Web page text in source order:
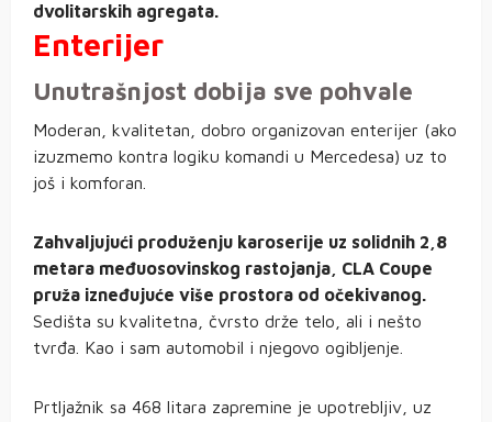
dvolitarskih agregata.
Enterijer
Unutrašnjost dobija sve pohvale
Moderan, kvalitetan, dobro organizovan enterijer (ako
izuzmemo kontra logiku komandi u Mercedesa) uz to
još i komforan.
Zahvaljujući produženju karoserije uz solidnih 2,8
metara međuosovinskog rastojanja, CLA Coupe
pruža izneđujuće više prostora od očekivanog.
Sedišta su kvalitetna, čvrsto drže telo, ali i nešto
tvrđa. Kao i sam automobil i njegovo ogibljenje.
Prtljažnik sa 468 litara zapremine je upotrebljiv, uz